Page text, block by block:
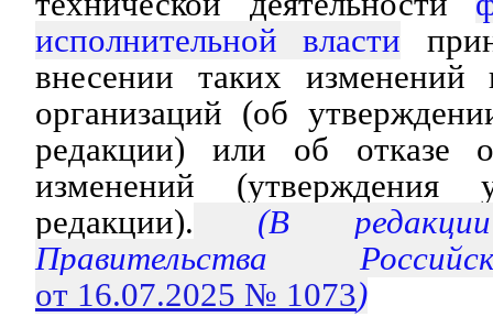
исполнительной власти
внесении таких
организаций (об
редакции) или об отказе
изменений (утверждения
редакции). (В редакции
Правительства
от 16.07.2025 № 1073)